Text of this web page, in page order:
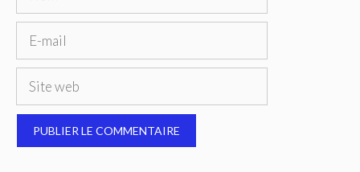
Site